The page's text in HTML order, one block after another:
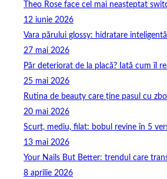
Theo Rose face cel mai neașteptat
12 iunie 2026
Vara părului glossy: hidratare
27 mai 2026
Păr deteriorat de la placă? Iată cum îl
25 mai 2026
Rutina de beauty care ține pasul cu
20 mai 2026
Scurt, mediu, filat: bobul revine în 5
13 mai 2026
Your Nails But Better: trendul care
8 aprilie 2026